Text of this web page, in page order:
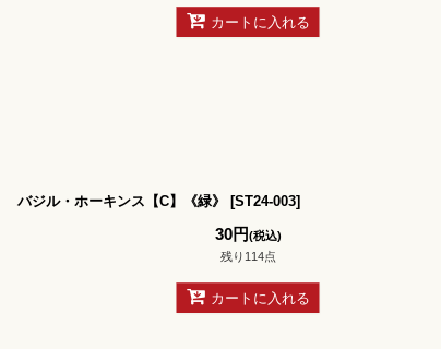
カートに入れる
バジル・ホーキンス【C】《緑》 [ST24-003]
30円(税込)
残り114点
カートに入れる